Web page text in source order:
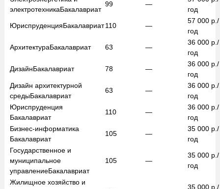
электротехникаБакалавриат
99 —
год
ЮриспруденцияБакалавриат110 —
57 000 р./
год
АрхитектураБакалавриат 63 —
36 000 р./
год
ДизайнБакалавриат 78 —
36 000 р./
год
Дизайн архитектурной
средыБакалавриат
63 —
36 000 р./
год
Юриспруденция
Бакалавриат
110 —
36 000 р./
год
Бизнес-информатика
Бакалавриат
105 —
35 000 р./
год
Государственное и
муниципальное
управлениеБакалавриат
105 —
35 000 р./
год
Жилищное хозяйство и
35 000 р./